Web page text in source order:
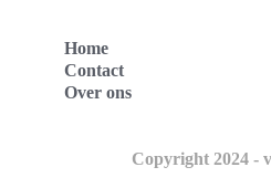
Home
Contact
Over ons
Copyright 2024 -